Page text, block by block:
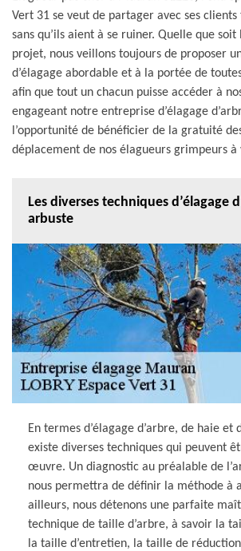
Vert 31 se veut de partager avec ses
sans qu’ils aient à se ruiner. Quelle que
projet, nous veillons toujours de proposer
d’élagage abordable et à la portée de
afin que tout un chacun puisse accéder à
engageant notre entreprise d’élagage
l’opportunité de bénéficier de la gratuité
déplacement de nos élagueurs grimpeurs
Les diverses techniques d’élagage
arbuste
En termes d’élagage d’arbre, de haie et
existe diverses techniques qui peuvent
œuvre. Un diagnostic au préalable de
nous permettra de définir la méthode à
ailleurs, nous détenons une parfaite
technique de taille d’arbre, à savoir la
la taille d’entretien, la taille de